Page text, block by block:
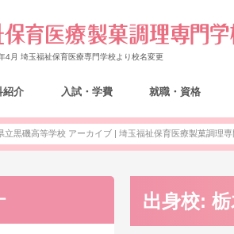
4月 埼玉福祉保育医療専門学校より校名変更
紹介 入試・学費 就職・資格
立黒磯高等学校 アーカイブ | 埼玉福祉保育医療製菓調理
出身校: